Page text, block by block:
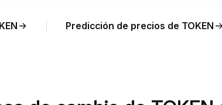
Predicción de precios de TOKEN